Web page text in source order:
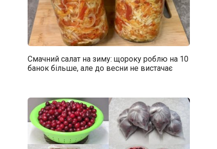
Смачний салат на зиму: щороку роблю на 10
банок більше, але до весни не вистачає